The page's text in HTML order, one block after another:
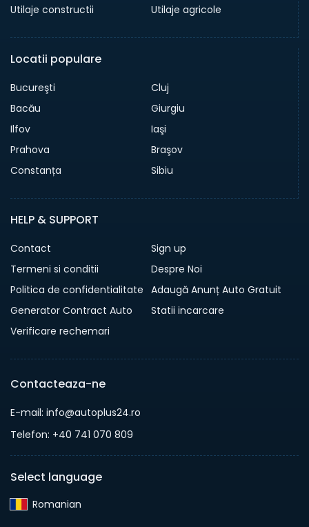
Utilaje constructii
Utilaje agricole
Locatii populare
Bucureşti
Cluj
Bacău
Giurgiu
Ilfov
Iaşi
Prahova
Braşov
Constanța
Sibiu
HELP & SUPPORT
Contact
Sign up
Termeni si conditii
Despre Noi
Politica de confidentialitate Adaugă Anunț Auto Gratuit
Generator Contract Auto
Statii incarcare
Verificare rechemari
Contacteaza-ne
E-mail: info@autoplus24.ro
Telefon: +40 741 070 809
Select language
Romanian‎